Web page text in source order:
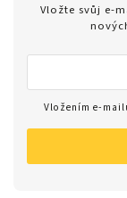
Vložte svůj e-
Vložením e-